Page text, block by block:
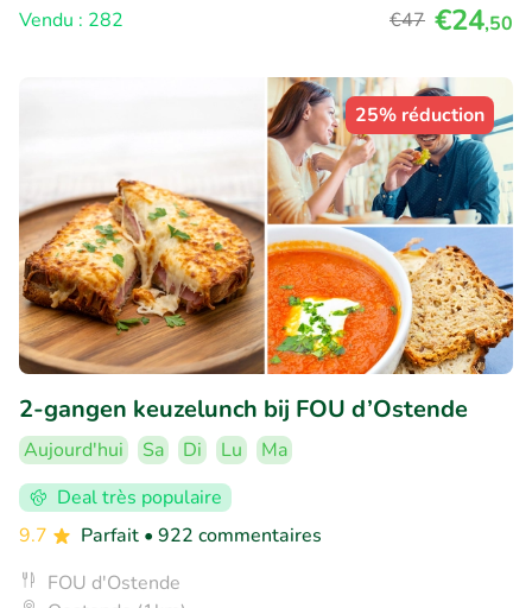
Vendu : 282
€47 €24,50
25% réduction
2-gangen keuzelunch bij FOU d’Ostende
Aujourd'hui Sa Di Lu
Ma
Deal très populaire
9.7
Parfait • 922 commentaires
FOU d'Ostende